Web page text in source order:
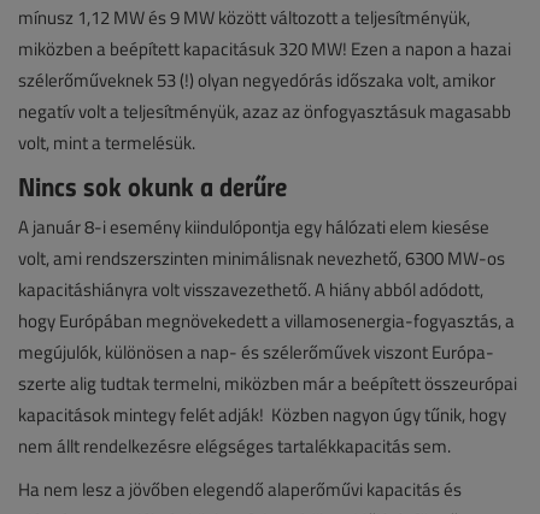
mínusz 1,12 MW és 9 MW között változott a teljesítményük,
miközben a beépített kapacitásuk 320 MW! Ezen a napon a hazai
szélerőműveknek 53 (!) olyan negyedórás időszaka volt, amikor
negatív volt a teljesítményük, azaz az önfogyasztásuk magasabb
volt, mint a termelésük.
Nincs sok okunk a derűre
A január 8-i esemény kiindulópontja egy hálózati elem kiesése
volt, ami rendszerszinten minimálisnak nevezhető, 6300 MW-os
kapacitáshiányra volt visszavezethető. A hiány abból adódott,
hogy Európában megnövekedett a villamosenergia-fogyasztás, a
megújulók, különösen a nap- és szélerőművek viszont Európa-
szerte alig tudtak termelni, miközben már a beépített összeurópai
kapacitások mintegy felét adják! Közben nagyon úgy tűnik, hogy
nem állt rendelkezésre elégséges tartalékkapacitás sem.
Ha nem lesz a jövőben elegendő alaperőművi kapacitás és